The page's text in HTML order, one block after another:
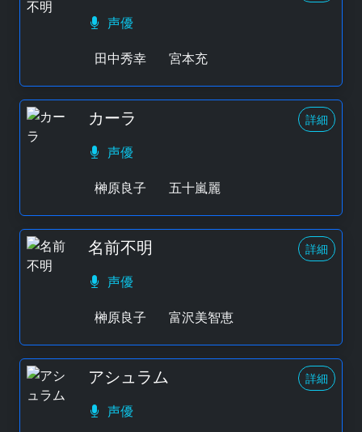
声優
田中秀幸
宮本充
カーラ 詳細
声優
榊原良子
五十嵐麗
名前不明 詳細
声優
榊原良子
富沢美智恵
アシュラム 詳細
声優